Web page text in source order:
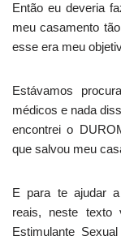
Então eu deveria
meu casamento
esse era meu
Estávamos
médicos e nada
encontrei o
que salvou meu
E para te ajudar
reais, neste texto
Estimulante